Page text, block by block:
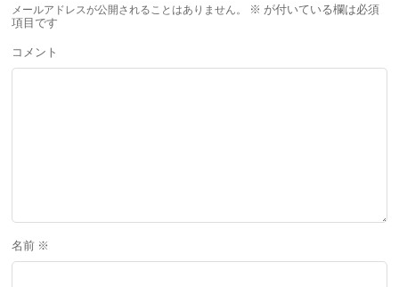
メールアドレスが公開されることはありません。 ※ が付いている欄は必須
項目です
コメント
名前 ※